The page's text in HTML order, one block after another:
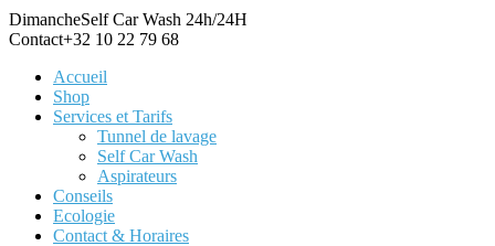
DimancheSelf Car Wash 24h/24H
Contact+32 10 22 79 68
Accueil
Shop
Services et Tarifs
Tunnel de lavage
Self Car Wash
Aspirateurs
Conseils
Ecologie
Contact & Horaires